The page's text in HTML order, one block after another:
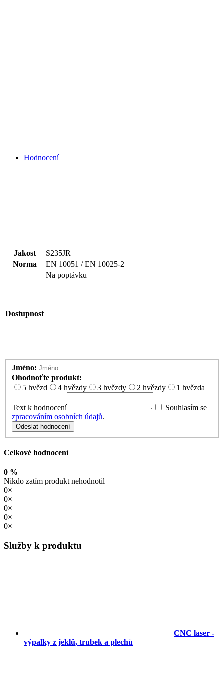
Hodnocení
Jakost
S235JR
Norma
EN 10051 / EN 10025-2
Dostupnost
Na poptávku
Jméno:
Ohodnoťte produkt:
5 hvězd
4 hvězdy 3 hvězdy 2 hvězdy 1 hvězda
Text k hodnocení
Souhlasím se
zpracováním osobních údajů.
Odeslat hodnocení
Celkové hodnocení
0 %
Nikdo zatím produkt nehodnotil
0×
0×
0×
0×
0×
Služby k produktu
CNC laser -
výpalky z jeklů, trubek a plechů